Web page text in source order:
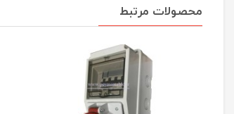
محصولات مرتبط